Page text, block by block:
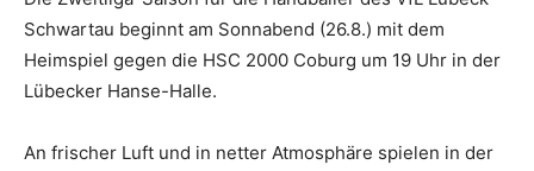
Schwartau beginnt am Sonnabend (26.8.) mit dem
Heimspiel gegen die HSC 2000 Coburg um 19 Uhr in der
Lübecker Hanse-Halle.
An frischer Luft und in netter Atmosphäre spielen in der